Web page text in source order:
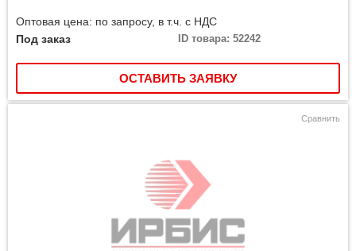
Оптовая цена: по запросу, в т.ч. с НДС
Под заказ
ID товара: 52242
ОСТАВИТЬ ЗАЯВКУ
Сравнить